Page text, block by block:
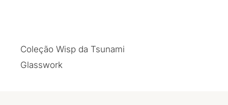
Coleção Wisp da Tsunami
Glasswork